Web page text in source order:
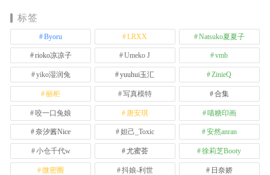
标签
Byoru LRXX Natsuko夏夏子
rioko凉凉子 Umeko J vmb
yiko湿润兔 yuuhui玉汇 ZinieQ
丽柜 写真模特 合集
咬一口兔娘 唐安琪 喵糖印画
奈汐酱Nice 妲己_Toxic 安然anran
小仓千代w 尤蜜荟 徐莉芝Booty
微密圈 抖娘-利世 日奈娇